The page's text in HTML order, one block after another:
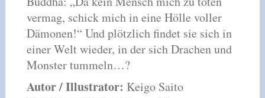
vermag, schick mich in eine Hölle voller
Dämonen!“ Und plötzlich findet sie sich in
einer Welt wieder, in der sich Drachen und
Monster tummeln…?
Autor / Illustrator: Keigo Saito